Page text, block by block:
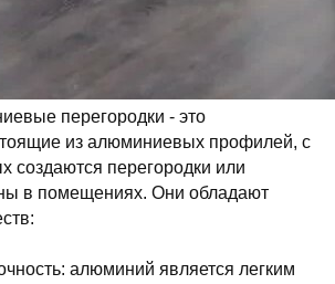
перегородки - это
из алюминиевых профилей, с
создаются перегородки или
в помещениях. Они обладают
алюминий является легким